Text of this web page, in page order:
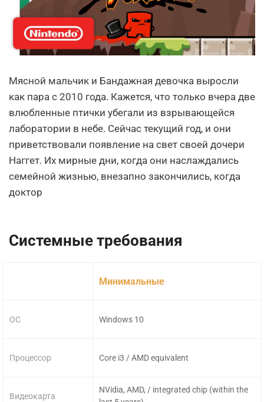
Мясной мальчик и Бандажная девочка выросли
как пара с 2010 года. Кажется, что только вчера две
влюбленные птички убегали из взрывающейся
лаборатории в небе. Сейчас текущий год, и они
приветствовали появление на свет своей дочери
Наггет. Их мирные дни, когда они наслаждались
семейной жизнью, внезапно закончились, когда
доктор
Системные требования
ОС
Процессор
Видеокарта
Минимальные
Windows 10
Core i3 / AMD equivalent
NVidia, AMD, / integrated chip (within the